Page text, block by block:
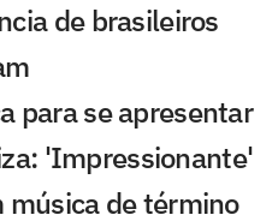
de brasileiros
para se apresentar
'Impressionante'
música de término